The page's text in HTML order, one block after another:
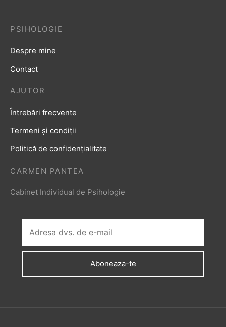
CARMEN PANTEA
Cabinet Individual de Psihologie
AJUTOR
Întrebări frecvente
Termeni și condiții
Politică de confidențialitate
PSIHOLOGIE
Despre mine
Contact